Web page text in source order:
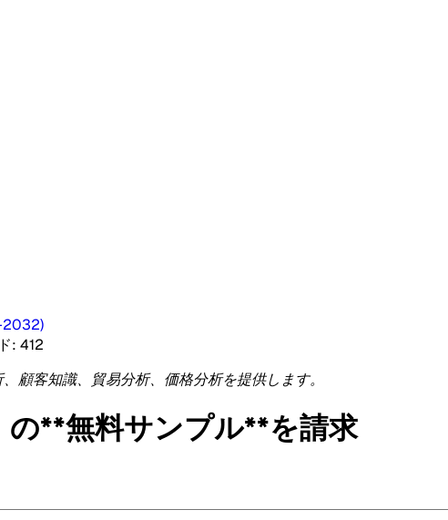
)
: 412
顧客知識、貿易分析、価格分析を提供します。
**無料サンプル**を請求